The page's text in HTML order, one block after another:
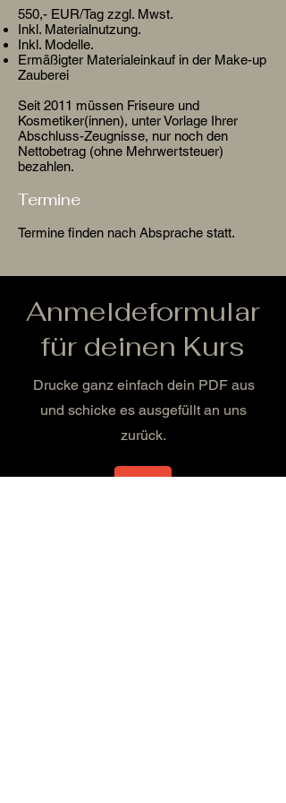
550,- EUR/Tag zzgl. Mwst.
Inkl. Materialnutzung.
Inkl. Modelle.
Ermäßigter Materialeinkauf in der Make-up
Zauberei
Seit 2011 müssen Friseure und
Kosmetiker(innen), unter Vorlage Ihrer
Abschluss-Zeugnisse, nur noch den
Nettobetrag (ohne Mehrwertsteuer)
bezahlen.
Termine
Termine finden nach Absprache statt.
Anmeldeformular
für deinen Kurs
Drucke ganz einfach dein PDF aus
und schicke es ausgefüllt an uns
zurück.